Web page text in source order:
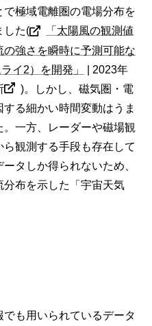
極域電離圏の電場分布を
した(
「太陽風の観測値
強さを瞬時に予測可能な
イ2）を開発」
| 2023年
)。しかし、磁気圏・電
る細かい時間変動はうま
。一方、レーダーや磁場観
観測する手段も存在して
タしか得られないため、
布を示した「宇宙天気
も用いられているデータ